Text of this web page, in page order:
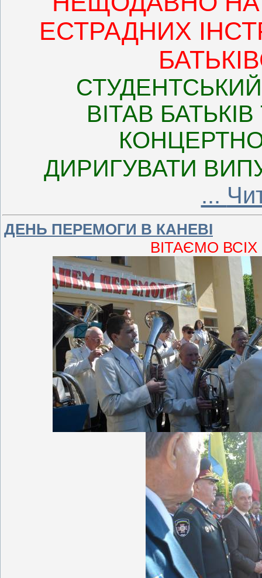
ЕСТРАДНИХ
ВІТАВ
ДИРИГУВАТИ
...
ДЕНЬ ПЕРЕМОГИ В КАНЕВІ
ВІТАЄМО